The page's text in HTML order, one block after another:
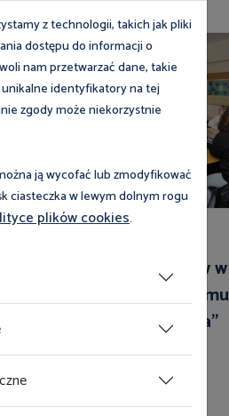
Szkolenie dla studentów w
ramach realizacji programu
„Kultura bezpieczeństwa”
z technologii, takich jak pliki
dostępu do informacji o
nam przetwarzać dane, takie
identyfikatory na tej
zgody może niekorzystnie
ją wycofać lub zmodyfikować
ciasteczka w lewym dolnym rogu
plików cookies.